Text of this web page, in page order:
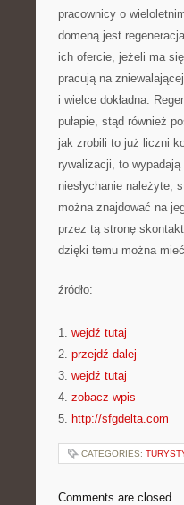
pracownicy o
domeną jest
ich ofercie, jeżeli ma
pracują na
i wielce dokładna.
pułapie, stąd również
jak zrobili to już liczni
rywalizacji, to
niesłychanie należyte,
można znajdować na
przez tą stronę
dzięki temu można
źródło:
1. wejdź tutaj
2. przejdź dalej
3. wejdź tutaj
4. zobacz wpis
5. http://sfgdelta.com
CATEGORIES:
Comments are closed.